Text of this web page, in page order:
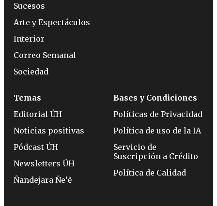
Sucesos
Arte y Espectáculos
Interior
Correo Semanal
Sociedad
Temas
Editorial ÚH
Noticias positivas
Pódcast ÚH
Newsletters ÚH
Ñandejara Ñe’ẽ
Bases y Condiciones
Políticas de Privacidad
Política de uso de la IA
Servicio de
Suscripción a Crédito
Política de Calidad